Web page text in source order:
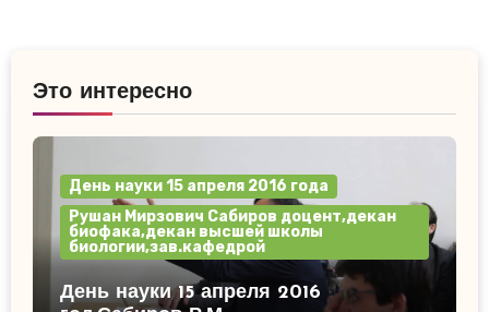
Это интересно
День науки 15 апреля 2016 года
Рушан Мирзович Сабиров доцент,декан
биофака,декан высшей школы
биологии,зав.кафедрой
День науки 15 апреля 2016